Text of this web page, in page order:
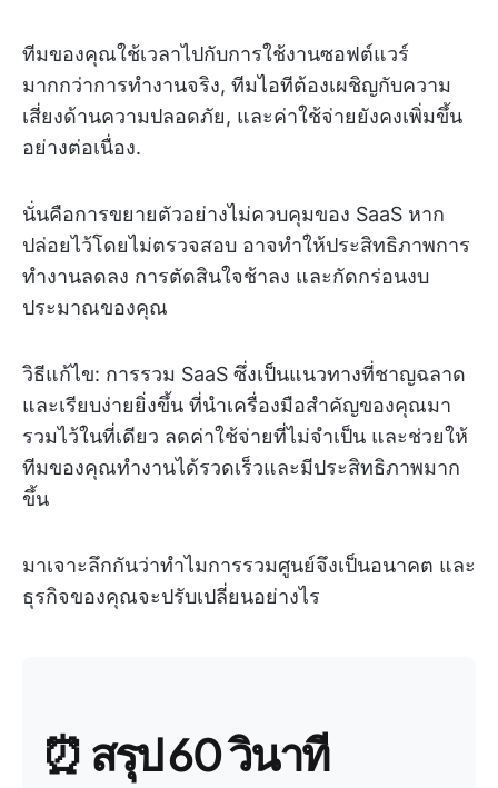
ทีมของคุณใช้เวลาไปกับการใช้งานซอฟต์แวร์
มากกว่าการทำงานจริง, ทีมไอทีต้องเผชิญกับความ
เสี่ยงด้านความปลอดภัย, และค่าใช้จ่ายยังคงเพิ่มขึ้น
อย่างต่อเนื่อง.
นั่นคือการขยายตัวอย่างไม่ควบคุมของ SaaS หาก
ปล่อยไว้โดยไม่ตรวจสอบ อาจทำให้ประสิทธิภาพการ
ทำงานลดลง การตัดสินใจช้าลง และกัดกร่อนงบ
ประมาณของคุณ
วิธีแก้ไข: การรวม SaaS ซึ่งเป็นแนวทางที่ชาญฉลาด
และเรียบง่ายยิ่งขึ้น ที่นำเครื่องมือสำคัญของคุณมา
รวมไว้ในที่เดียว ลดค่าใช้จ่ายที่ไม่จำเป็น และช่วยให้
ทีมของคุณทำงานได้รวดเร็วและมีประสิทธิภาพมาก
ขึ้น
มาเจาะลึกกันว่าทำไมการรวมศูนย์จึงเป็นอนาคต และ
ธุรกิจของคุณจะปรับเปลี่ยนอย่างไร
⏰ สรุป 60 วินาที